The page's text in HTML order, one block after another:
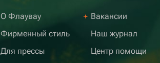
О Флаувау
Фирменный стиль
Для прессы
Вакансии
Наш журнал
Центр помощи